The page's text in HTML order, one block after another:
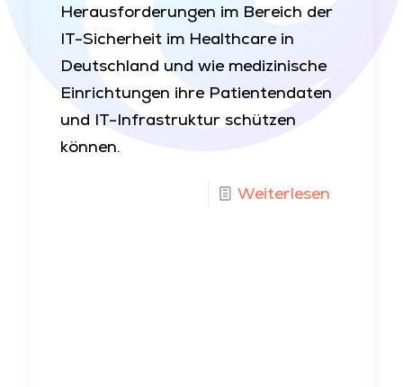
Herausforderungen im Bereich der
IT-Sicherheit im Healthcare in
Deutschland und wie medizinische
Einrichtungen ihre Patientendaten
und IT-Infrastruktur schützen
können.
Weiterlesen